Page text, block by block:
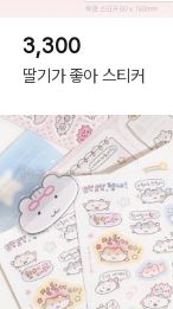
3,300
딸기가 좋아 스티커